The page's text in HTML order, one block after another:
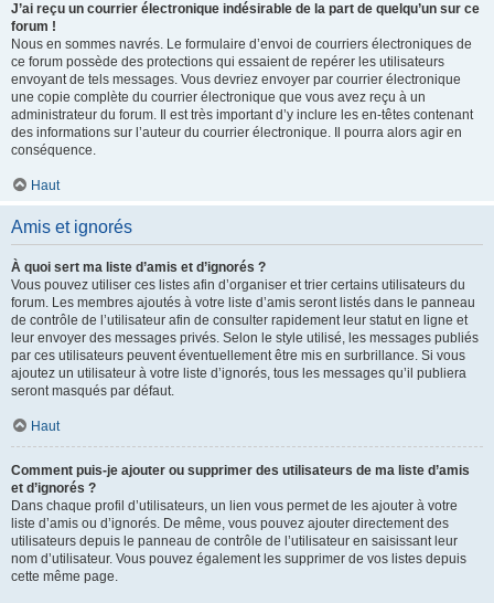
J’ai reçu un courrier électronique indésirable de la part de quelqu’un sur ce
forum !
Nous en sommes navrés. Le formulaire d’envoi de courriers électroniques de
ce forum possède des protections qui essaient de repérer les utilisateurs
envoyant de tels messages. Vous devriez envoyer par courrier électronique
une copie complète du courrier électronique que vous avez reçu à un
administrateur du forum. Il est très important d’y inclure les en-têtes contenant
des informations sur l’auteur du courrier électronique. Il pourra alors agir en
conséquence.
Haut
Amis et ignorés
À quoi sert ma liste d’amis et d’ignorés ?
Vous pouvez utiliser ces listes afin d’organiser et trier certains utilisateurs du
forum. Les membres ajoutés à votre liste d’amis seront listés dans le panneau
de contrôle de l’utilisateur afin de consulter rapidement leur statut en ligne et
leur envoyer des messages privés. Selon le style utilisé, les messages publiés
par ces utilisateurs peuvent éventuellement être mis en surbrillance. Si vous
ajoutez un utilisateur à votre liste d’ignorés, tous les messages qu’il publiera
seront masqués par défaut.
Haut
Comment puis-je ajouter ou supprimer des utilisateurs de ma liste d’amis
et d’ignorés ?
Dans chaque profil d’utilisateurs, un lien vous permet de les ajouter à votre
liste d’amis ou d’ignorés. De même, vous pouvez ajouter directement des
utilisateurs depuis le panneau de contrôle de l’utilisateur en saisissant leur
nom d’utilisateur. Vous pouvez également les supprimer de vos listes depuis
cette même page.